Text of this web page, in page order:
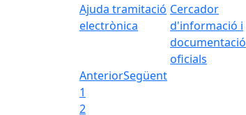
Ajuda tramitació
electrònica
Cercador
d'informació i
documentació
oficials
AnteriorSegüent
1
2